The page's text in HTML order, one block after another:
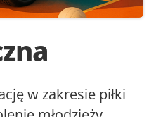
w zakresie piłki